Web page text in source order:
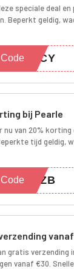
speciale deal
Beperkt geldig,
7BCY
bij Pearle
van 20%
tijd geldig,
20ZB
gratis verzending
vanaf €30.